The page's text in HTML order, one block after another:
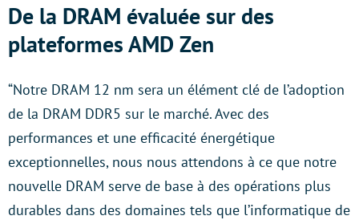
De la DRAM évaluée sur des
plateformes AMD Zen
“Notre DRAM 12 nm sera un élément clé de l’adoption
de la DRAM DDR5 sur le marché. Avec des
performances et une efficacité énergétique
exceptionnelles, nous nous attendons à ce que notre
nouvelle DRAM serve de base à des opérations plus
durables dans des domaines tels que l’informatique de